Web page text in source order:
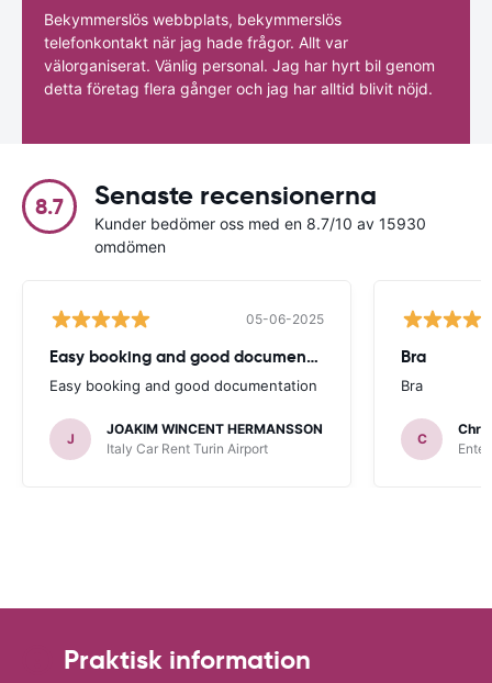
Bekymmerslös webbplats, bekymmerslös
telefonkontakt när jag hade frågor. Allt var
välorganiserat. Vänlig personal. Jag har hyrt bil genom
detta företag flera gånger och jag har alltid blivit nöjd.
8.7 Senaste recensionerna
Kunder bedömer oss med en 8.7/10 av 15930
omdömen
05-06-2025
Easy booking and good documentation
Easy booking and good documentation
J
JOAKIM WINCENT HERMANSSON
Italy Car Rent Turin Airport
Bra
Bra
C
Praktisk information